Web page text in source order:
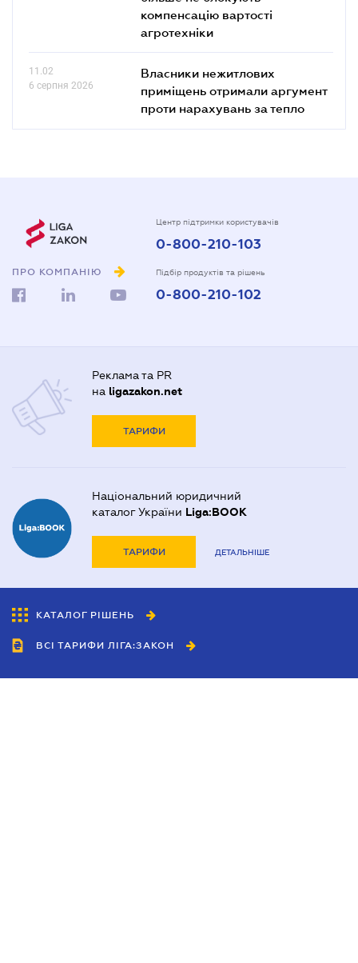
компенсацію вартості
агротехніки
11.02
6 серпня 2026
Власники нежитлових
приміщень отримали аргумент
проти нарахувань за тепло
ПРО КОМПАНІЮ
Центр підтримки користувачів
0-800-210-103
Підбір продуктів та рішень
0-800-210-102
Реклама та PR
на ligazakon.net
ТАРИФИ
Національний юридичний
каталог України Liga:BOOK
ТАРИФИ ДЕТАЛЬНІШЕ
КАТАЛОГ РІШЕНЬ
ВСІ ТАРИФИ ЛІГА:ЗАКОН